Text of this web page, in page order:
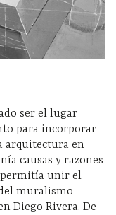
ser el lugar
para incorporar
arquitectura en
causas y razones
permitía unir el
muralismo
Diego Rivera. De